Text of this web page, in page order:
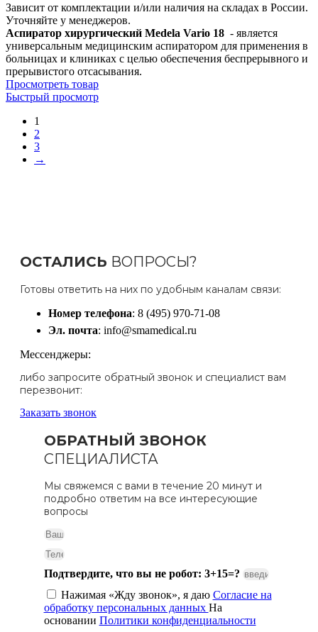
Зависит от комплектации и/или наличия на складах в России.
Уточняйте у менеджеров.
Аспиратор хирургический Medela Vario 18 - является
универсальным медицинским аспиратором для применения в
больницах и клиниках с целью обеспечения беспрерывного и
прерывистого отсасывания.
Просмотреть товар
Быстрый просмотр
1
2
3
→
ОСТАЛИСЬ ВОПРОСЫ?
Готовы ответить на них по удобным каналам связи:
Номер телефона: 8 (495) 970-71-08
Эл. почта: info@smamedical.ru
Мессенджеры:
либо запросите обратный звонок и специалист вам
перезвонит:
Заказать звонок
ОБРАТНЫЙ ЗВОНОК
СПЕЦИАЛИСТА
Мы свяжемся с вами в течение 20 минут и
подробно ответим на все интересующие
вопросы
Подтвердите, что вы не робот: 3+15=?
Нажимая «Жду звонок», я даю Согласие на
обработку персональных данных На
основании Политики конфиденциальности